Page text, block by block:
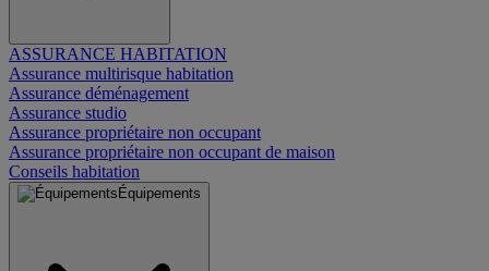
ASSURANCE HABITATION
Assurance multirisque habitation
Assurance déménagement
Assurance studio
Assurance propriétaire non occupant
Assurance propriétaire non occupant de maison
Conseils habitation
Équipements